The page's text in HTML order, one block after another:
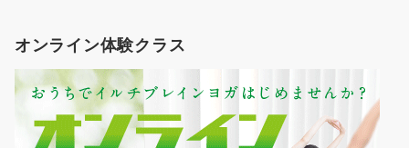
オンライン体験クラス